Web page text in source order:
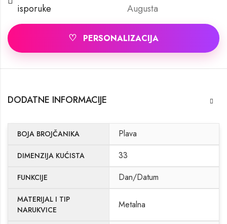
isporuke
Augusta
♡ PERSONALIZACIJA
DODATNE INFORMACIJE
BOJA BROJČANIKA Plava
DIMENZIJA KUĆISTA 33
FUNKCIJE Dan/Datum
MATERIJAL I TIP
NARUKVICE
Metalna